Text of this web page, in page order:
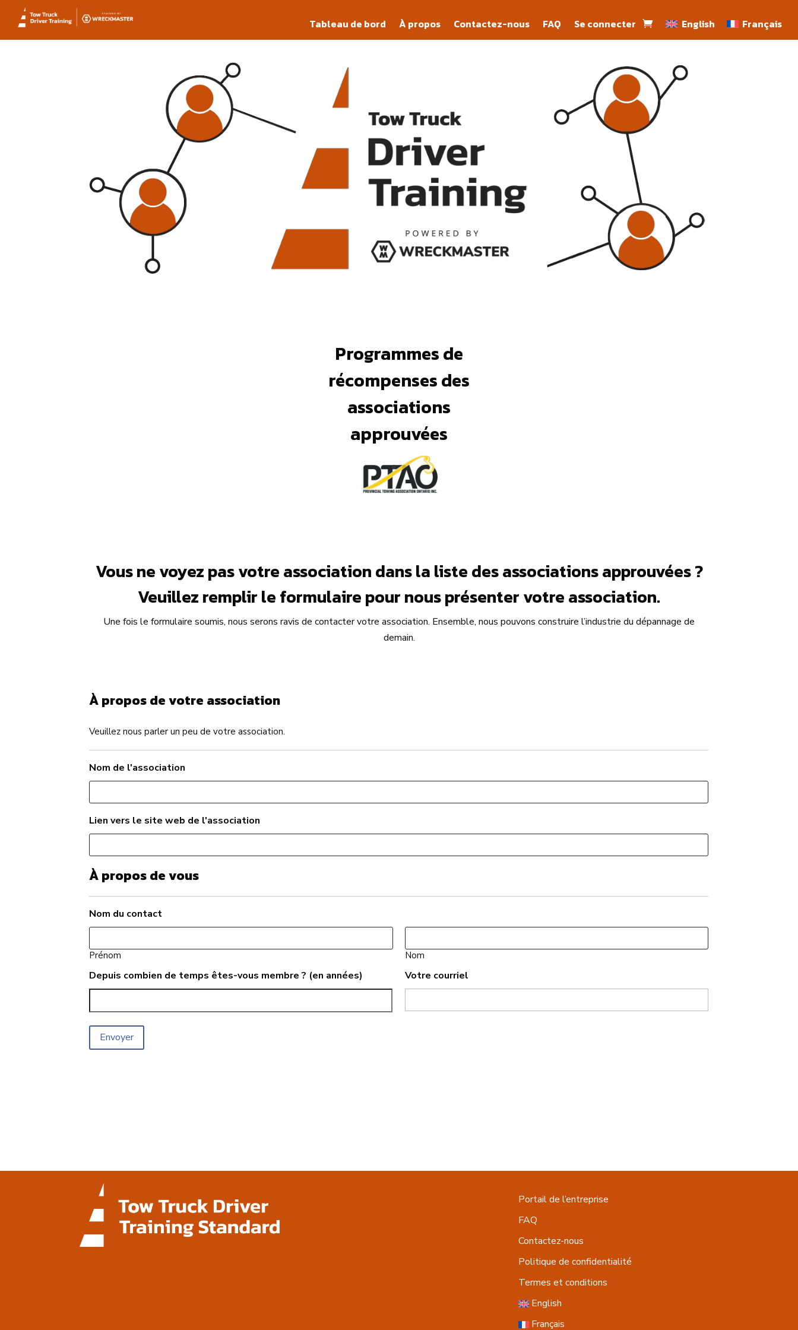
Tableau de bord À propos Contactez-nous FAQ Se connecter English Français
Programmes de
récompenses des
associations
approuvées
Vous ne voyez pas votre association dans la liste des associations approuvées ?
Veuillez remplir le formulaire pour nous présenter votre association.
Une fois le formulaire soumis, nous serons ravis de contacter votre association. Ensemble, nous pouvons construire l’industrie du dépannage de
demain.
À propos de votre association
Veuillez nous parler un peu de votre association.
Nom de l'association
Lien vers le site web de l'association
À propos de vous
Nom du contact
Prénom Nom
Depuis combien de temps êtes-vous membre ? (en années) Votre courriel
Portail de l’entreprise
FAQ
Contactez-nous
Politique de confidentialité
Termes et conditions
English
Français